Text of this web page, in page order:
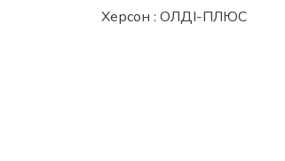
Херсон : ОЛДІ-ПЛЮС